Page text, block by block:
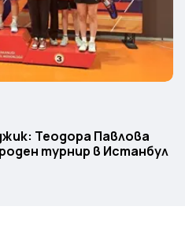
Теодора Павлова
турнир в Истанбул